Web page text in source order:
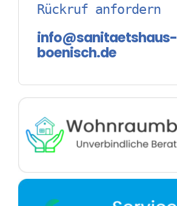
Rückruf anfordern
info@sanitaetshaus-
boenisch.de